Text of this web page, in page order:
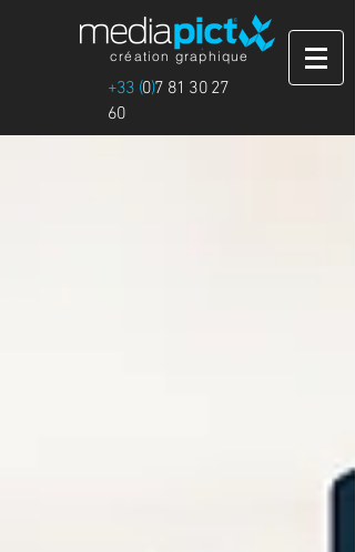
création graphique
+33 (0)7 81 30 27
60